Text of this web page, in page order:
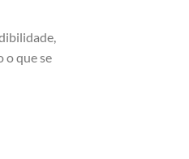
o que se